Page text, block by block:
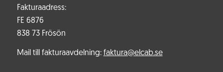
Fakturaadress:
FE 6876
838 73 Frösön
Mail till fakturaavdelning: faktura@elcab.se